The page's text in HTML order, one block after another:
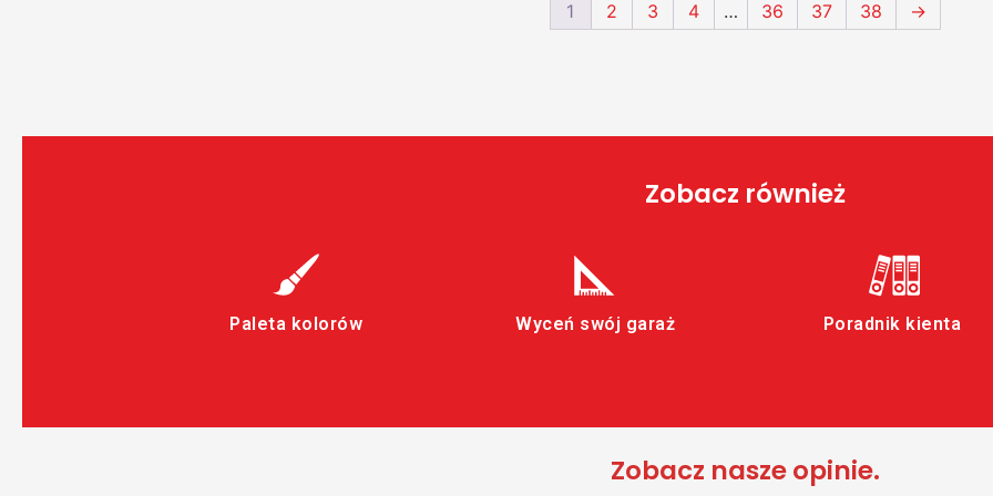
1 2 3 4 … 36 37 38 →
Zobacz również
Paleta kolorów Wyceń swój garaż Poradnik kienta
Zobacz nasze opinie.